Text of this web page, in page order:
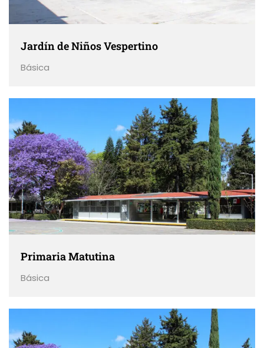
Jardín de Niños Vespertino
Básica
Primaria Matutina
Básica